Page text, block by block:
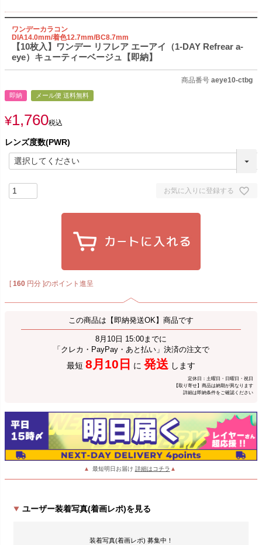
ワンデーカラコン
DIA14.0mm/着色12.7mm/BC8.7mm
【10枚入】ワンデー リフレア エーアイ（1-DAY Refrear a-
eye）キューティーベージュ【即納】
商品番号 aeye10-ctbg
即納 メール便 送料無料
¥1,760税込
レンズ度数(PWR)
お気に入りに登録する
[160 円分 ]のポイント進呈
この商品は【即納発送OK】商品です
8月10日 15:00までに
「クレカ・PayPay・あと払い」決済の注文で
最短 8月10日 に 発送 します
定休日：土曜日・日曜日・祝日
【取り寄せ】商品は納期が異なります
詳細は即納条件をご確認ください
▲ 最短明日お届け 詳細はコチラ ▲
ユーザー装着写真(着画レポ)を見る
装着写真(着画レポ) 募集中！